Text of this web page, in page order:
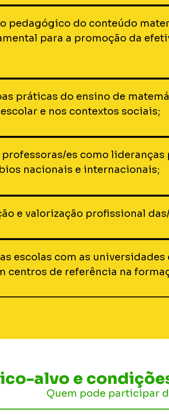
pedagógico do conteúdo
para a promoção da
práticas do ensino de
e nos contextos sociais;
es como
nacionais e internacionais;
e valorização profissional
escolas com as
centros de referência na
alvo e
Quem pode participar